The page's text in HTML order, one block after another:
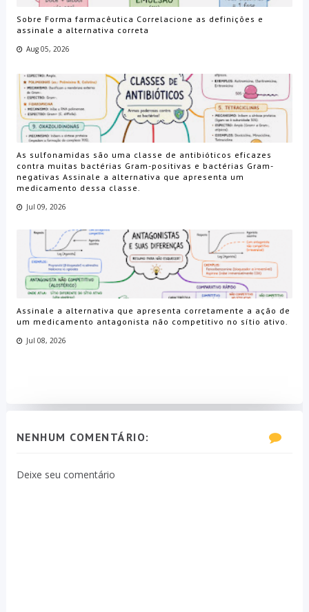
Sobre Forma farmacêutica Correlacione as definições e
assinale a alternativa correta
Aug 05, 2026
As sulfonamidas são uma classe de antibióticos eficazes
contra muitas bactérias Gram-positivas e bactérias Gram-
negativas Assinale a alternativa que apresenta um
medicamento dessa classe.
Jul 09, 2026
Assinale a alternativa que apresenta corretamente a ação de
um medicamento antagonista não competitivo no sítio ativo.
Jul 08, 2026
NENHUM COMENTÁRIO:
Deixe seu comentário